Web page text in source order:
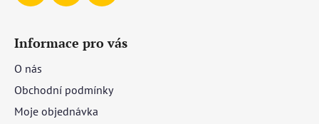
Informace pro vás
O nás
Obchodní podmínky
Moje objednávka